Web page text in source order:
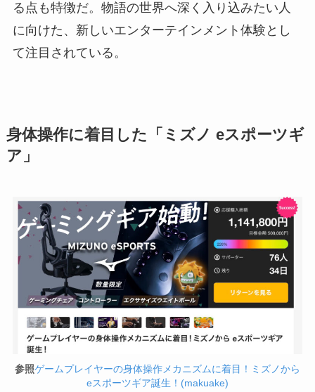
る点も特徴だ。物語の世界へ深く入り込みたい人
に向けた、新しいエンターテインメント体験とし
て注目されている。
身体操作に着目した「ミズノ eスポーツギ
ア」
参照ゲームプレイヤーの身体操作メカニズムに着目！ミズノから
eスポーツギア誕生！(makuake)